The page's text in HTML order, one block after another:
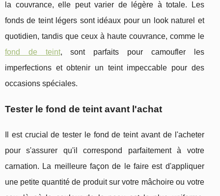
la couvrance, elle peut varier de légère à totale. Les
fonds de teint légers sont idéaux pour un look naturel et
quotidien, tandis que ceux à haute couvrance, comme le
fond de teint, sont parfaits pour camoufler les
imperfections et obtenir un teint impeccable pour des
occasions spéciales.
Tester le fond de teint avant l'achat
Il est crucial de tester le fond de teint avant de l'acheter
pour s'assurer qu'il correspond parfaitement à votre
carnation. La meilleure façon de le faire est d'appliquer
une petite quantité de produit sur votre mâchoire ou votre